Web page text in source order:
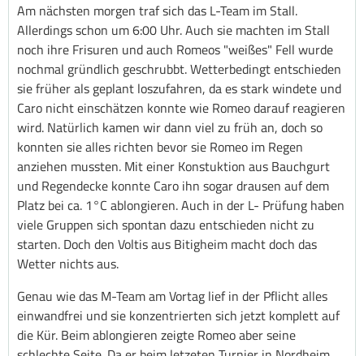
Am nächsten morgen traf sich das L-Team im Stall.
Allerdings schon um 6:00 Uhr. Auch sie machten im Stall
noch ihre Frisuren und auch Romeos "weißes" Fell wurde
nochmal gründlich geschrubbt. Wetterbedingt entschieden
sie früher als geplant loszufahren, da es stark windete und
Caro nicht einschätzen konnte wie Romeo darauf reagieren
wird. Natürlich kamen wir dann viel zu früh an, doch so
konnten sie alles richten bevor sie Romeo im Regen
anziehen mussten. Mit einer Konstuktion aus Bauchgurt
und Regendecke konnte Caro ihn sogar drausen auf dem
Platz bei ca. 1°C ablongieren. Auch in der L- Prüfung haben
viele Gruppen sich spontan dazu entschieden nicht zu
starten. Doch den Voltis aus Bitigheim macht doch das
Wetter nichts aus.
Genau wie das M-Team am Vortag lief in der Pflicht alles
einwandfrei und sie konzentrierten sich jetzt komplett auf
die Kür. Beim ablongieren zeigte Romeo aber seine